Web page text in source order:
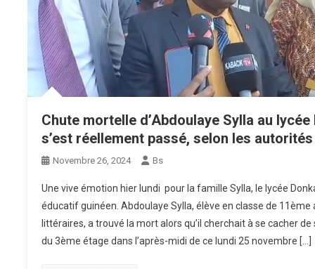
Chute mortelle d’Abdoulaye Sylla au
s’est réellement passé, selon les
Novembre 26, 2024 Bs
Une vive émotion hier lundi pour la famille Sylla, le lycée
éducatif guinéen. Abdoulaye Sylla, élève en classe de 11ème
littéraires, a trouvé la mort alors qu’il cherchait à se cacher
du 3ème étage dans l’après-midi de ce lundi 25 novembre […]